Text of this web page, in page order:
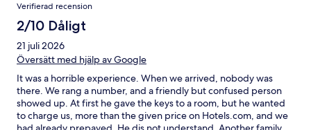
Verifierad recension
2/10 Dåligt
21 juli 2026
Översätt med hjälp av Google
It was a horrible experience. When we arrived, nobody was
there. We rang a number, and a friendly but confused person
showed up. At first he gave the keys to a room, but he wanted
to charge us, more than the given price on Hotels.com, and we